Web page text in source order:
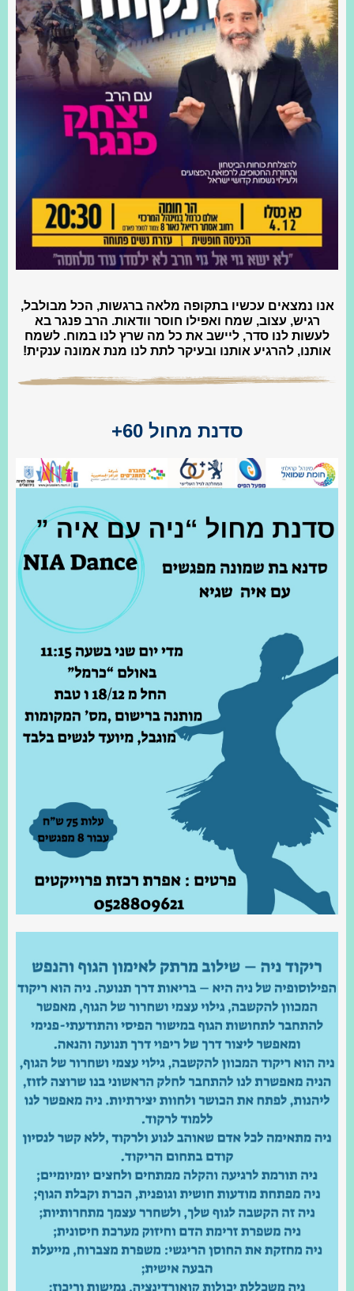
אנו נמצאים עכשיו בתקופה מלאה ברגשות, הכל מבולבל,
רגיש, עצוב, שמח ואפילו חוסר וודאות. הרב פנגר בא
לעשות לנו סדר, ליישב את כל מה שרץ לנו במוח. לשמח
אותנו, להרגיע אותנו ובעיקר לתת לנו מנת אמונה ענקית!
סדנת מחול 60+